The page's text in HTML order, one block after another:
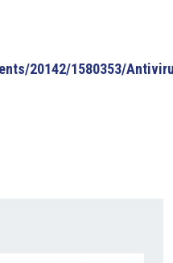
20142/1580353/